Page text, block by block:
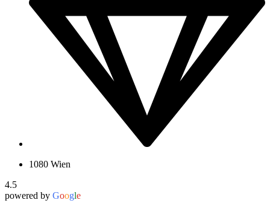
1080 Wien
4.5
powered by Google